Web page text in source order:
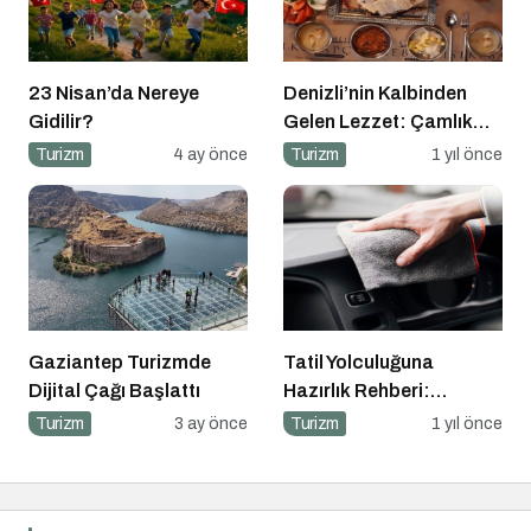
23 Nisan’da Nereye
Gidilir?
Turizm 4 ay önce
Denizli’nin Kalbinden
Gelen Lezzet: Çamlık
Denizli Kebapçısı
Turizm 1 yıl önce
Gaziantep Turizmde
Dijital Çağı Başlattı
Turizm 3 ay önce
Tatil Yolculuğuna
Hazırlık Rehberi:
Aracınız İçin Almanız
Turizm 1 yıl önce